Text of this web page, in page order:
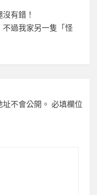
有錯！
不過我家另一隻「怪
不會公開。 必填欄位